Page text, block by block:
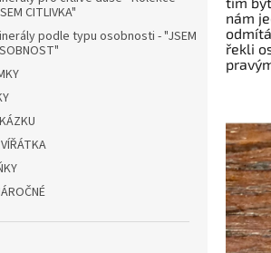
CITLIVKA"
podle typu osobnosti - "JSEM
nám
řekli